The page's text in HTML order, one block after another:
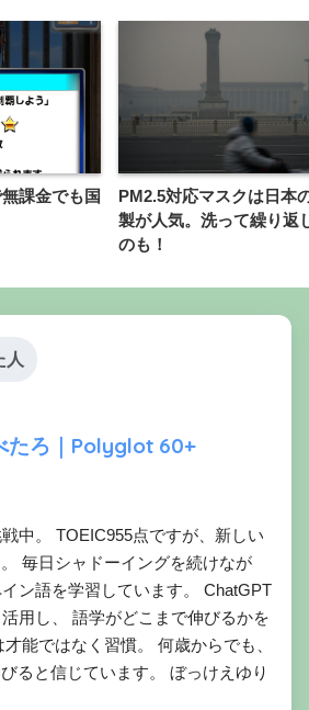
課金でも国
PM2.5対応マスクは日本
製が人気。洗って繰り返
のも！
人
たろ｜Polyglot 60+
中。 TOEIC955点ですが、新しい
毎日シャドーイングを続けなが
ン語を学習しています。 ChatGPT
用し、 語学がどこまで伸びるかを
能ではなく習慣。 何歳からでも、
ると信じています。 ぼっけえゆり